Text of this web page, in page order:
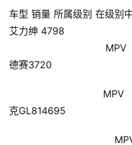
首
页
新
讯
车型 销量 所属级别 在级别
艾力绅 4798
德赛3720
克GL814695